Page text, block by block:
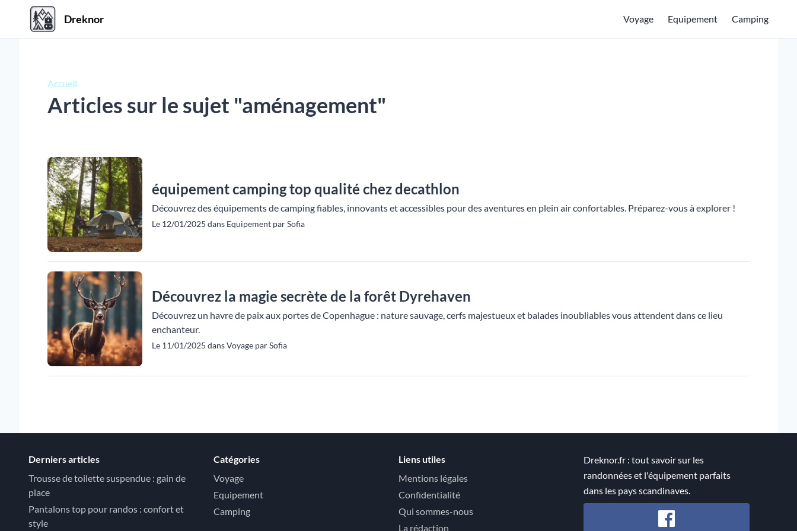
Dreknor Voyage Equipement Camping
Accueil
Articles sur le sujet "aménagement"
équipement camping top qualité chez decathlon
Découvrez des équipements de camping fiables, innovants et accessibles pour des aventures en plein air confortables. Préparez-vous à explorer !
Le 12/01/2025 dans Equipement par Sofia
Découvrez la magie secrète de la forêt Dyrehaven
Découvrez un havre de paix aux portes de Copenhague : nature sauvage, cerfs majestueux et balades inoubliables vous attendent dans ce lieu
enchanteur.
Le 11/01/2025 dans Voyage par Sofia
Derniers articles
Trousse de toilette suspendue : gain de
place
Pantalons top pour randos : confort et
style
Catégories
Voyage
Equipement
Camping
Liens utiles
Mentions légales
Confidentialité
Qui sommes-nous
La rédaction
Dreknor.fr : tout savoir sur les
randonnées et l'équipement parfaits
dans les pays scandinaves.